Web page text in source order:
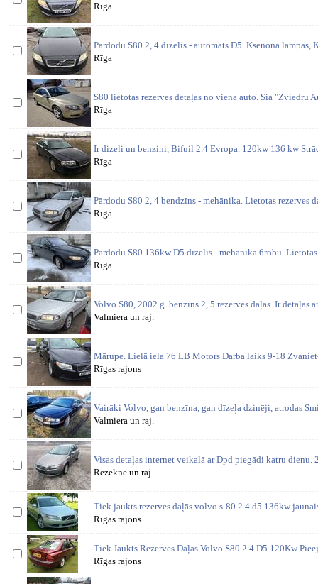
Rīga
Pārdodu S80 2, 4 dīzelis - automāts D5. Ksenona lampas,
Rīga
S80 lietotas rezerves detaļas no viena auto. Sia "Zviedru
Rīga
Ir dizeli un benzini, Bifuil 2.4 Evropa. 120kw 136 kw
Rīga
Pārdodu S80 2, 4 bendzīns - mehānika. Lietotas rezerves
Rīga
Pārdodu S80 136kw D5 dīzelis - mehānika 6robu. Lietotas
Rīga
Volvo S80, 2002.g. benzīns 2, 5 rezerves daļas. Ir detaļas
Valmiera un raj.
Mārupe. Lielā iela 76 LB Motors Darba laiks 9-18
Rīgas rajons
Vairāki Volvo, gan benzīna, gan dīzeļa dzinēji, atrodas
Valmiera un raj.
Visas detaļas internet veikalā ar Dpd piegādi katru dienu.
Rēzekne un raj.
Tiek jaukts rezerves daļās volvo s-80 2.4 d5 136kw
Rīgas rajons
Tiek Jaukts Rezerves Daļās Volvo S80 2.4 D5 120Kw
Rīgas rajons